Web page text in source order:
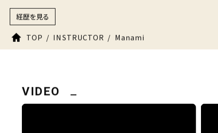
経歴を見る
TOP INSTRUCTOR Manami
VIDEO